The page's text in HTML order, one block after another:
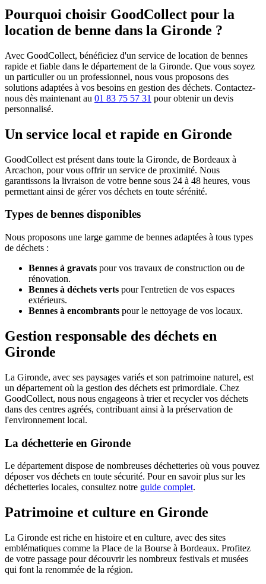
Pourquoi choisir GoodCollect pour la
location de benne dans la Gironde ?
Avec GoodCollect, bénéficiez d'un service de location de bennes
rapide et fiable dans le département de la Gironde. Que vous soyez
un particulier ou un professionnel, nous vous proposons des
solutions adaptées à vos besoins en gestion des déchets. Contactez-
nous dès maintenant au 01 83 75 57 31 pour obtenir un devis
personnalisé.
Un service local et rapide en Gironde
GoodCollect est présent dans toute la Gironde, de Bordeaux à
Arcachon, pour vous offrir un service de proximité. Nous
garantissons la livraison de votre benne sous 24 à 48 heures, vous
permettant ainsi de gérer vos déchets en toute sérénité.
Types de bennes disponibles
Nous proposons une large gamme de bennes adaptées à tous types
de déchets :
Bennes à gravats pour vos travaux de construction ou de
rénovation.
Bennes à déchets verts pour l'entretien de vos espaces
extérieurs.
Bennes à encombrants pour le nettoyage de vos locaux.
Gestion responsable des déchets en
Gironde
La Gironde, avec ses paysages variés et son patrimoine naturel, est
un département où la gestion des déchets est primordiale. Chez
GoodCollect, nous nous engageons à trier et recycler vos déchets
dans des centres agréés, contribuant ainsi à la préservation de
l'environnement local.
La déchetterie en Gironde
Le département dispose de nombreuses déchetteries où vous pouvez
déposer vos déchets en toute sécurité. Pour en savoir plus sur les
déchetteries locales, consultez notre guide complet.
Patrimoine et culture en Gironde
La Gironde est riche en histoire et en culture, avec des sites
emblématiques comme la Place de la Bourse à Bordeaux. Profitez
de votre passage pour découvrir les nombreux festivals et musées
qui font la renommée de la région.